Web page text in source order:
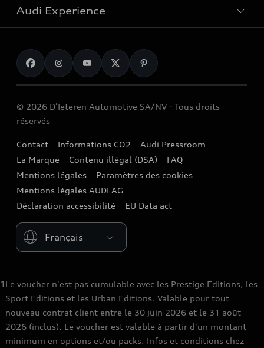
Voitures familiales
Voitures citadines
Demande d'essai
Demande d'offre
Distributeurs Audi
Valeur de reprise
Audi Fleet services
Entreprises
Entretien & réparation
Accessoires d'Origine Audi
myAudi
Actions de rappel
Audi digital services
Réseau Audi
Partenaires Service et garages indépendants
Audi Insurance
Jobs
Checklist nouvelle Audi
Audi Experience
Recharge
Audi Sport
Audi e-shop
Stories of Progress
Newsletter
© 2026 D’Ieteren Automotive SA/NV - Tous droits
réservés
Contact Informations CO2
Audi Pressroom
La Marque
Contenu illégal (DSA)
FAQ
Mentions légales
Paramètres des cookies
Mentions légales AUDI AG
Déclaration accessibilité
EU Data act
Please select country
1 Le voucher n'est pas cumulable avec les Prestige Editions, les
Sport Editions et les Urban Editions. Valable pour tout
nouveau contrat client entre le 30 juin 2026 et le 31 août
2026 (inclus). Le voucher est valable à partir d'un montant
minimum en options et/ou packs. Infos et conditions chez